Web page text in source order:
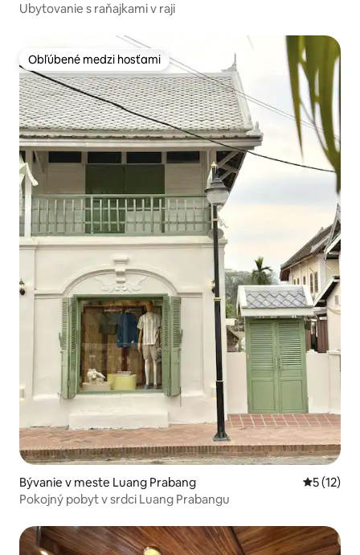
Ubytovanie s raňajkami v raji
Obľúbené medzi hosťami
Obľúbené medzi hosťami
Bývanie v meste Luang Prabang
5 (12)
Pokojný pobyt v srdci Luang Prabangu